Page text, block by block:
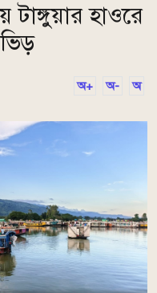
টাঙ্গুয়ার হাওরে
অ+ অ- অ